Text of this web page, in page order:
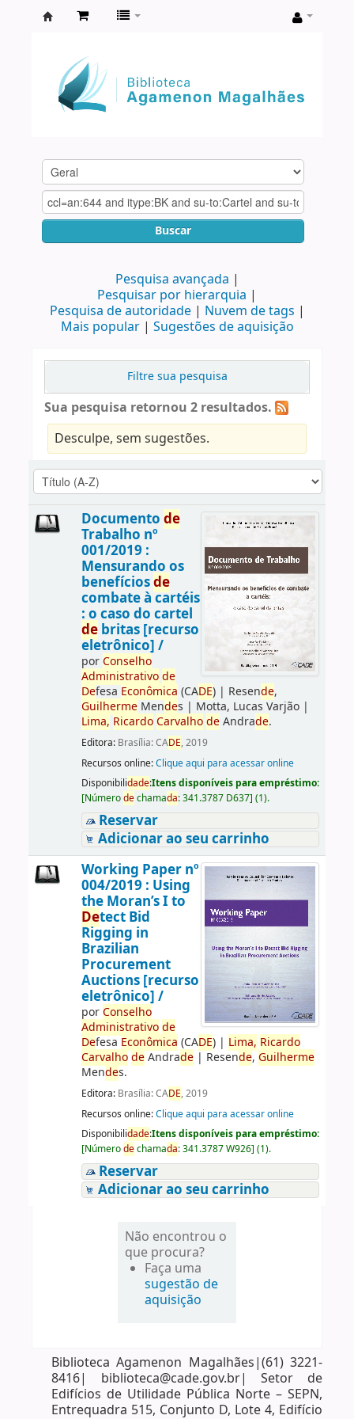
Agamenon
Magalhães
Buscar
Pesquisa avançada
Pesquisar por hierarquia
Pesquisa de autoridade
Nuvem de tags
Mais popular
Sugestões de aquisição
Filtre sua pesquisa
Sua pesquisa retornou 2 resultados.
Desculpe, sem sugestões.
Documento de
Trabalho nº
001/2019 :
Mensurando os
benefíciosde
combate à cartéis
: o caso do cartel
debritas [recurso
eletrônico] /
porConselho
Administrativo de
Defesa Econômica (CADE)| Resende,
GuilhermeMendes | Motta, Lucas Varjão|
Lima, Ricardo Carvalho deAndrade.
Editora: Brasília: CADE, 2019
Recursos online:Clique aqui para acessar online
Disponibilidade:Itens disponíveis para empréstimo:
[Númerodechamada:341.3787 D637] (1).
Reservar
Adicionar ao seu carrinho
Working Paper nº
004/2019 : Using
the Moran’s I to
Detect Bid
Rigging in
Brazilian
Procurement
Auctions [recurso
eletrônico] /
porConselho
Administrativo de
Defesa Econômica (CADE)| Lima, Ricardo
Carvalho deAndrade| Resende, Guilherme
Mendes.
Editora: Brasília: CADE, 2019
Recursos online:Clique aqui para acessar online
Disponibilidade:Itens disponíveis para empréstimo:
[Númerodechamada:341.3787 W926] (1).
Reservar
Adicionar ao seu carrinho
Não encontrou o
que procura?
Faça uma
sugestão de
aquisição
Biblioteca Agamenon Magalhães|(61) 3221-
8416| biblioteca@cade.gov.br| Setor de
Edifícios de Utilidade Pública Norte – SEPN,
Entrequadra 515, Conjunto D, Lote 4, Edifício